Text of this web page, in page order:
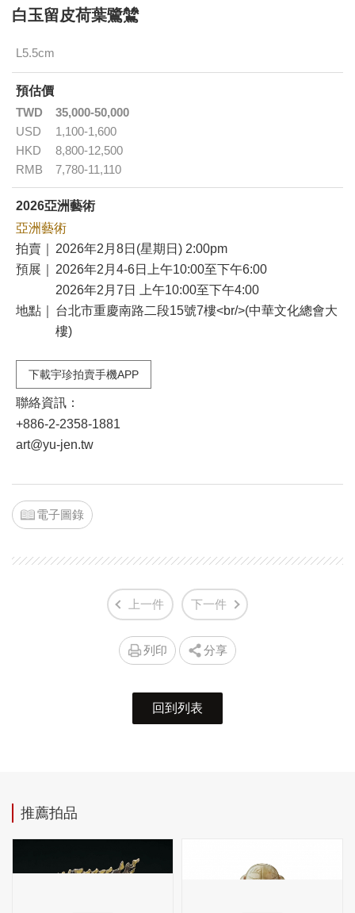
白玉留皮荷葉鷺鷥
L5.5cm
預估價
TWD
35,000-50,000
USD
1,100-1,600
HKD
8,800-12,500
RMB
7,780-11,110
2026亞洲藝術
亞洲藝術
拍賣｜
2026年2月8日(星期日) 2:00pm
預展｜
2026年2月4-6日上午10:00至下午6:00
2026年2月7日 上午10:00至下午4:00
地點｜
台北市重慶南路二段15號7樓<br/>(中華文化總會大
樓)
下載宇珍拍賣手機APP
聯絡資訊：
+886-2-2358-1881
art@yu-jen.tw
電子圖錄
上一件 下一件
列印 分享
回到列表
推薦拍品